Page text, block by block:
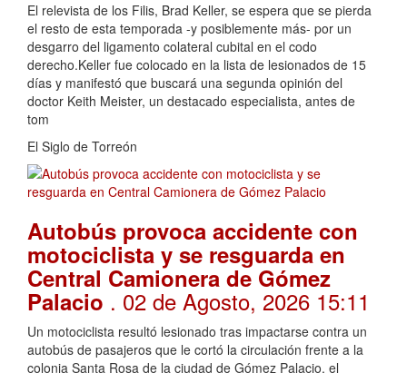
El relevista de los Filis, Brad Keller, se espera que se pierda
el resto de esta temporada -y posiblemente más- por un
desgarro del ligamento colateral cubital en el codo
derecho.Keller fue colocado en la lista de lesionados de 15
días y manifestó que buscará una segunda opinión del
doctor Keith Meister, un destacado especialista, antes de
tom
El Siglo de Torreón
Autobús provoca accidente con
motociclista y se resguarda en
Central Camionera de Gómez
Palacio . 02 de Agosto, 2026 15:11
Un motociclista resultó lesionado tras impactarse contra un
autobús de pasajeros que le cortó la circulación frente a la
colonia Santa Rosa de la ciudad de Gómez Palacio, el